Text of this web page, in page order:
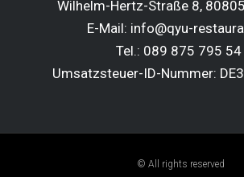
Wilhelm-Hertz-Straße 8,
E-Mail: info@qyu-
Tel.: 089 875 795 54
Umsatzsteuer-ID-Nummer:
© All rights reserved